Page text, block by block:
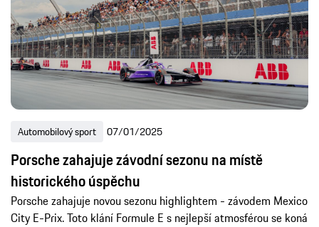
Automobilový sport 07/01/2025
Porsche zahajuje závodní sezonu na místě
historického úspěchu
Porsche zahajuje novou sezonu highlightem - závodem Mexico
City E-Prix. Toto klání Formule E s nejlepší atmosférou se koná